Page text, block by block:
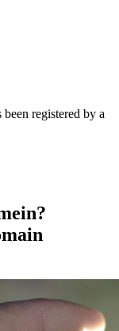
been registered by a